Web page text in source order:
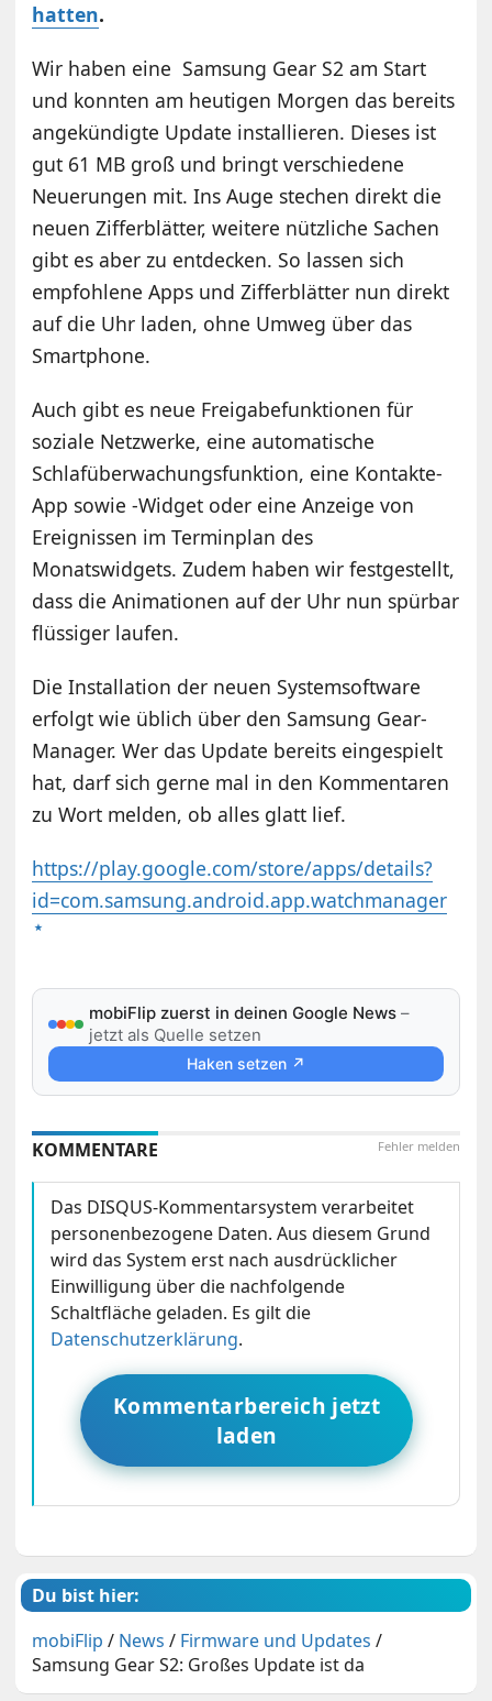
hatten.
Wir haben eine Samsung Gear S2 am Start
und konnten am heutigen Morgen das bereits
angekündigte Update installieren. Dieses ist
gut 61 MB groß und bringt verschiedene
Neuerungen mit. Ins Auge stechen direkt die
neuen Zifferblätter, weitere nützliche Sachen
gibt es aber zu entdecken. So lassen sich
empfohlene Apps und Zifferblätter nun direkt
auf die Uhr laden, ohne Umweg über das
Smartphone.
Auch gibt es neue Freigabefunktionen für
soziale Netzwerke, eine automatische
Schlafüberwachungsfunktion, eine Kontakte-
App sowie -Widget oder eine Anzeige von
Ereignissen im Terminplan des
Monatswidgets. Zudem haben wir festgestellt,
dass die Animationen auf der Uhr nun spürbar
flüssiger laufen.
Die Installation der neuen Systemsoftware
erfolgt wie üblich über den Samsung Gear-
Manager. Wer das Update bereits eingespielt
hat, darf sich gerne mal in den Kommentaren
zu Wort melden, ob alles glatt lief.
https://play.google.com/store/apps/details?
id=com.samsung.android.app.watchmanager
mobiFlip zuerst in deinen Google News –
jetzt als Quelle setzen
Haken setzen ↗
Fehler melden
KOMMENTARE
Das DISQUS-Kommentarsystem verarbeitet
personenbezogene Daten. Aus diesem Grund
wird das System erst nach ausdrücklicher
Einwilligung über die nachfolgende
Schaltfläche geladen. Es gilt die
Datenschutzerklärung.
Kommentarbereich jetzt
laden
Du bist hier:
mobiFlip / News / Firmware und Updates /
Samsung Gear S2: Großes Update ist da